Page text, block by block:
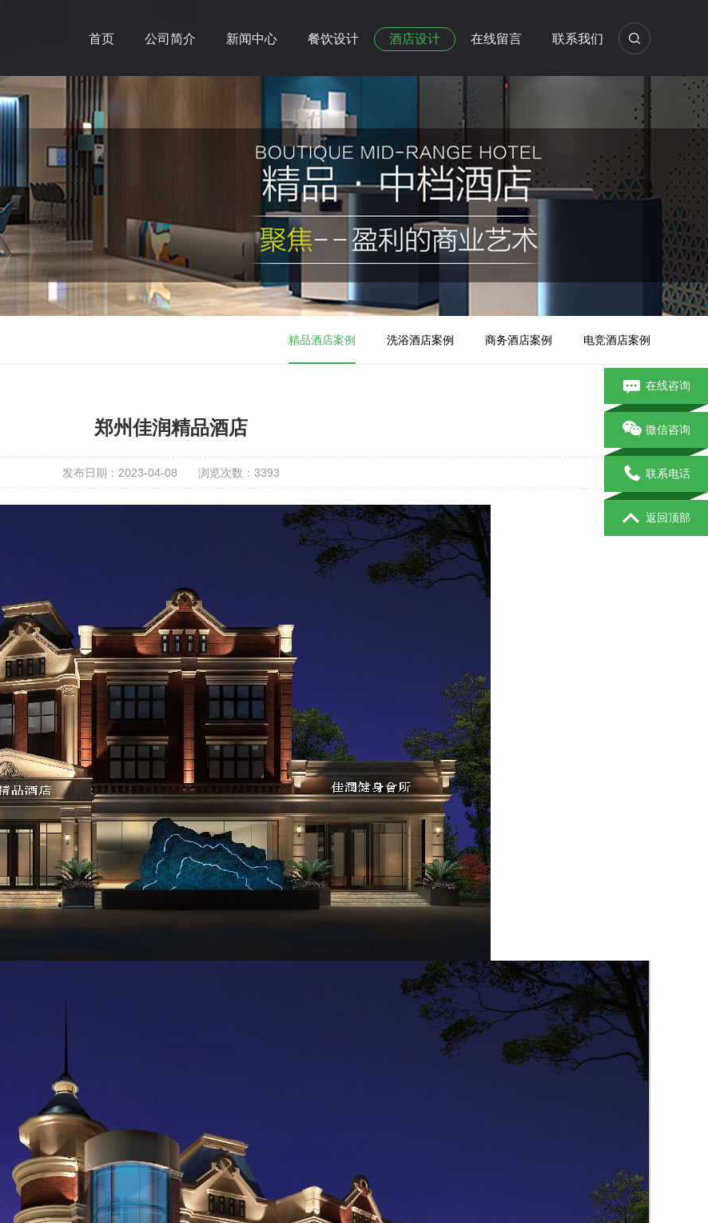
首页 公司简介 新闻中心 餐饮设计 酒店设计 在线留言 联系我们
精品酒店案例 洗浴酒店案例 商务酒店案例 电竞酒店案例
郑州佳润精品酒店
发布日期：2023-04-08 浏览次数： 3393
在线咨询
微信咨询
联系电话
返回顶部